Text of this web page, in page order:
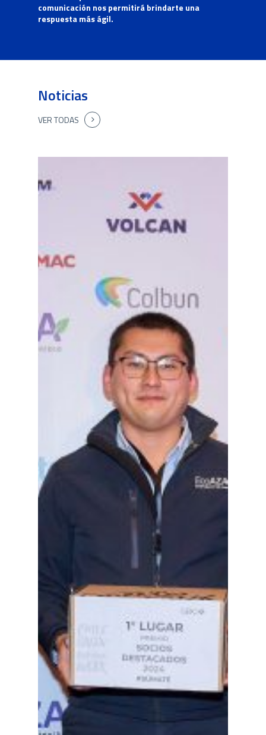
comunicación nos permitirá brindarte una
respuesta más ágil.
Noticias
VER TODAS